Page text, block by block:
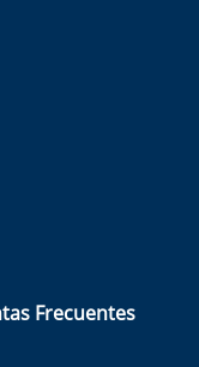
Frecuentes